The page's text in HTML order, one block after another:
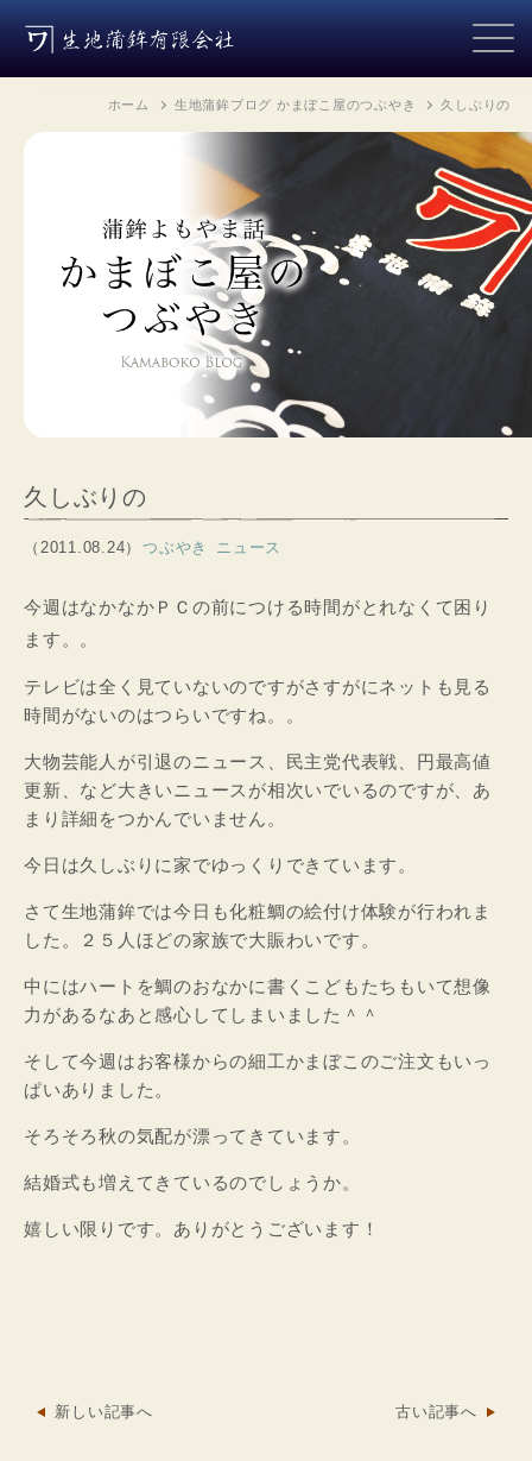
ホーム 生地蒲鉾ブログ かまぼこ屋のつぶやき 久しぶりの
久しぶりの
（2011.08.24） つぶやき ニュース
今週はなかなかＰＣの前につける時間がとれなくて困り
ます。。
テレビは全く見ていないのですがさすがにネットも見る
時間がないのはつらいですね。。
大物芸能人が引退のニュース、民主党代表戦、円最高値
更新、など大きいニュースが相次いでいるのですが、あ
まり詳細をつかんでいません。
今日は久しぶりに家でゆっくりできています。
さて生地蒲鉾では今日も化粧鯛の絵付け体験が行われま
した。２５人ほどの家族で大賑わいです。
中にはハートを鯛のおなかに書くこどもたちもいて想像
力があるなあと感心してしまいました＾＾
そして今週はお客様からの細工かまぼこのご注文もいっ
ぱいありました。
そろそろ秋の気配が漂ってきています。
結婚式も増えてきているのでしょうか。
嬉しい限りです。ありがとうございます！
新しい記事へ 古い記事へ